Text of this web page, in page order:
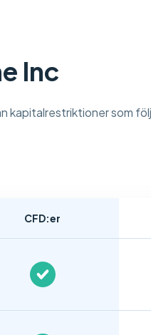
Inc
kapitalrestriktioner som
CFD:er